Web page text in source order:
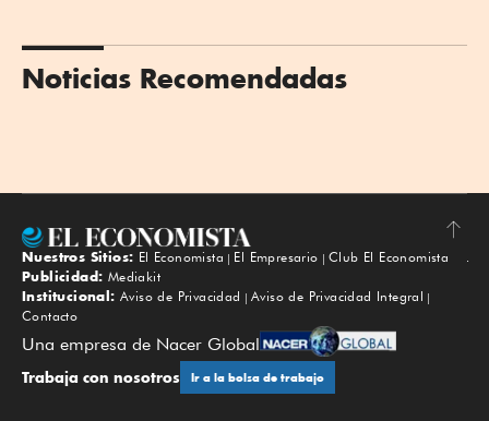
Noticias Recomendadas
Subir
Nuestros Sitios: El Economista El Empresario
Club El Economista
Publicidad: Mediakit
Institucional: Aviso de Privacidad
Aviso de Privacidad Integral
Contacto
Una empresa de Nacer Global
Trabaja con nosotros Ir a la bolsa de trabajo